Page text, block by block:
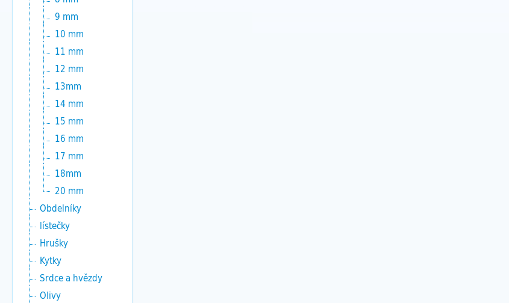
9 mm
10 mm
11 mm
12 mm
13mm
14 mm
15 mm
16 mm
17 mm
18mm
20 mm
Obdelníky
lístečky
Hrušky
Kytky
Srdce a hvězdy
Olivy